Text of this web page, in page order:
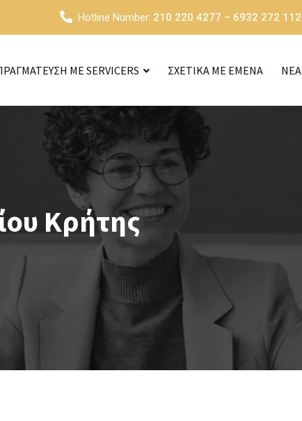
Hotline Number: 210 220 4277 – 6932 272 112
ΜΕ SERVICERS ΣΧΕΤΙΚΑ ΜΕ ΕΜΕΝΑ NEA
Κρήτης